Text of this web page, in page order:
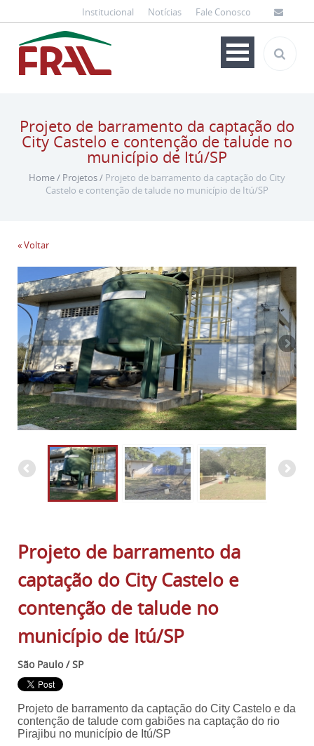
Institucional Notícias Fale Conosco
Projeto de barramento da captação do
City Castelo e contenção de talude no
município de Itú/SP
Home/ Projetos/ Projeto de barramento da captação do City
Castelo e contenção de talude no município de Itú/SP
« Voltar
Projeto de barramento da
captação do City Castelo e
contenção de talude no
município de Itú/SP
São Paulo / SP
Projeto de barramento da captação do City Castelo e da
contenção de talude com gabiões na captação do rio
Pirajibu no município de Itú/SP